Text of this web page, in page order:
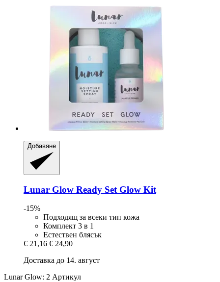
Добавяне
Lunar Glow Ready Set Glow Kit
-15%
Подходящ за всеки тип кожа
Комплект 3 в 1
Естествен блясък
€ 21,16 € 24,90
Доставка до 14. август
Lunar Glow: 2 Артикул